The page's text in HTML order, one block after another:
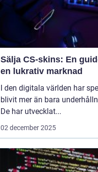
Sälja CS-skins: En
en lukrativ marknad
I den digitala världen har
blivit mer än bara
De har utvecklat...
02 december 2025